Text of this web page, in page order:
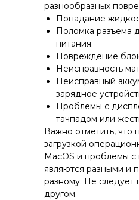
разнообразных
Попадание
Поломка разъема
питания;
Повреждение
Неисправность
Неисправный
зарядное
Проблемы с
тачпадом или
Важно отметить, что
загрузкой
MacOS и проблемы
являются разными и
разному. Не следует
другом.